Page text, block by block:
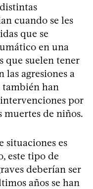
cuando se les
que se
en una
que suelen tener
agresiones a
también han
por
muertes de niños.
situaciones es
este tipo de
deberían ser
años se han